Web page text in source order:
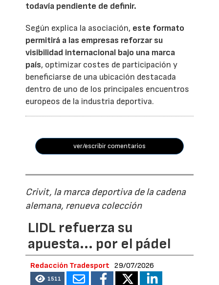
todavía pendiente de definir.
Según explica la asociación, este formato
permitirá a las empresas reforzar su
visibilidad internacional bajo una marca
país, optimizar costes de participación y
beneficiarse de una ubicación destacada
dentro de uno de los principales encuentros
europeos de la industria deportiva.
ver/escribir comentarios
Crivit, la marca deportiva de la cadena
alemana, renueva colección
LIDL refuerza su
apuesta... por el pádel
Redacción Tradesport 29/07/2026
1511